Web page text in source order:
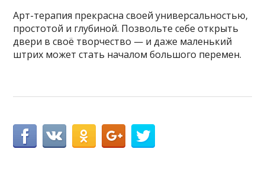
Арт-терапия прекрасна своей универсальностью,
простотой и глубиной. Позвольте себе открыть
двери в своё творчество — и даже маленький
штрих может стать началом большого перемен.